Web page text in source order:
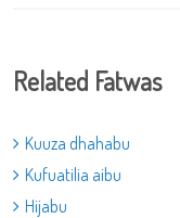
Related Fatwas
Kuuza dhahabu
Kufuatilia aibu
Hijabu